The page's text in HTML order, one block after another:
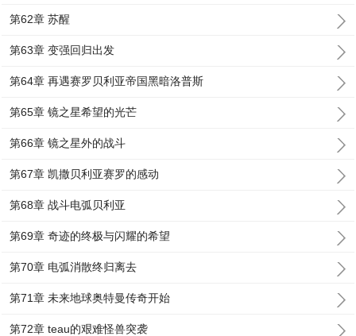
第62章 苏醒
第63章 变强回归出发
第64章 再遇赛罗贝利亚帝国黑暗洛普斯
第65章 镜之星希望的光芒
第66章 镜之星外的战斗
第67章 凯撒贝利亚赛罗的感动
第68章 战斗电弧贝利亚
第69章 奇迹的终极与闪耀的希望
第70章 电弧消散终归离去
第71章 未来地球奥特曼传奇开始
第72章 teau的艰难怪兽突袭